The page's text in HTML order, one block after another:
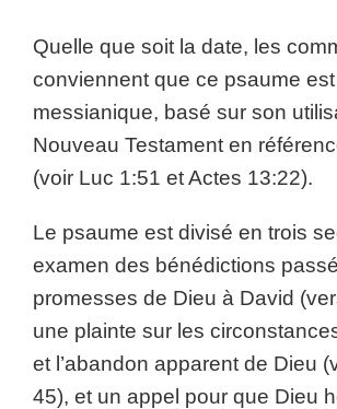
Quelle que soit la date, les
conviennent que ce psaume est
messianique, basé sur son
Nouveau Testament en
(voir Luc 1:51 et Actes 13:22).
Le psaume est divisé en trois
examen des bénédictions
promesses de Dieu à David
une plainte sur les
et l’abandon apparent de Dieu
45), et un appel pour que Dieu